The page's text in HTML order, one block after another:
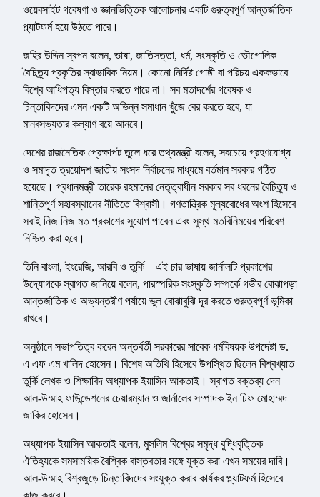
ওয়েবসাইট গবেষণা ও জ্ঞানভিত্তিক আলোচনার একটি গুরুত্বপূর্ণ আন্তর্জাতিক
প্ল্যাটফর্ম হয়ে উঠতে পারে।
জহির উদ্দিন স্বপন বলেন, ভাষা, জাতিসত্তা, ধর্ম, সংস্কৃতি ও ভৌগোলিক
বৈচিত্র্য প্রকৃতির স্বাভাবিক নিয়ম। কোনো নির্দিষ্ট গোষ্ঠী বা পরিচয় এককভাবে
বিশ্বে আধিপত্য বিস্তার করতে পারে না। সব মতাদর্শের গবেষক ও
চিন্তাবিদদের এমন একটি অভিন্ন সমাধান খুঁজে বের করতে হবে, যা
মানবসভ্যতার কল্যাণ বয়ে আনবে।
দেশের রাজনৈতিক প্রেক্ষাপট তুলে ধরে তথ্যমন্ত্রী বলেন, সবচেয়ে গ্রহণযোগ্য
ও সমাদৃত ত্রয়োদশ জাতীয় সংসদ নির্বাচনের মাধ্যমে বর্তমান সরকার গঠিত
হয়েছে। প্রধানমন্ত্রী তারেক রহমানের নেতৃত্বাধীন সরকার সব ধরনের বৈচিত্র্য ও
শান্তিপূর্ণ সহাবস্থানের নীতিতে বিশ্বাসী। গণতান্ত্রিক মূল্যবোধের অংশ হিসেবে
সবাই নিজ নিজ মত প্রকাশের সুযোগ পাবেন এবং সুস্থ মতবিনিময়ের পরিবেশ
নিশ্চিত করা হবে।
তিনি বাংলা, ইংরেজি, আরবি ও তুর্কি—এই চার ভাষায় জার্নালটি প্রকাশের
উদ্যোগকে স্বাগত জানিয়ে বলেন, পারস্পরিক সংস্কৃতি সম্পর্কে গভীর বোঝাপড়া
আন্তর্জাতিক ও অভ্যন্তরীণ পর্যায়ে ভুল বোঝাবুঝি দূর করতে গুরুত্বপূর্ণ ভূমিকা
রাখবে।
অনুষ্ঠানে সভাপতিত্ব করেন অন্তর্বর্তী সরকারের সাবেক ধর্মবিষয়ক উপদেষ্টা ড.
এ এফ এম খালিদ হোসেন। বিশেষ অতিথি হিসেবে উপস্থিত ছিলেন বিশ্বখ্যাত
তুর্কি লেখক ও শিক্ষাবিদ অধ্যাপক ইয়াসিন আকতাই। স্বাগত বক্তব্য দেন
আল-উম্মাহ ফাউন্ডেশনের চেয়ারম্যান ও জার্নালের সম্পাদক ইন চিফ মোহাম্মদ
জাকির হোসেন।
অধ্যাপক ইয়াসিন আকতাই বলেন, মুসলিম বিশ্বের সমৃদ্ধ বুদ্ধিবৃত্তিক
ঐতিহ্যকে সমসাময়িক বৈশ্বিক বাস্তবতার সঙ্গে যুক্ত করা এখন সময়ের দাবি।
আল-উম্মাহ বিশ্বজুড়ে চিন্তাবিদদের সংযুক্ত করার কার্যকর প্ল্যাটফর্ম হিসেবে